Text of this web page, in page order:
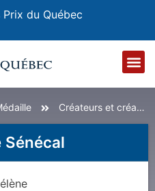
Prix du Québec
Créateurs et créatrices
Sénécal